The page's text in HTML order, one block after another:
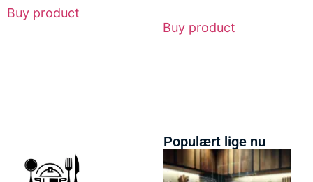
Buy product
Buy product
Populært lige nu